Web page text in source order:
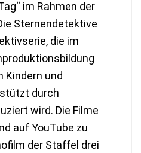
im Rahmen der
Sternendetektive
die im
Kindern und
durch
wird. Die Filme
auf YouTube zu
der Staffel drei